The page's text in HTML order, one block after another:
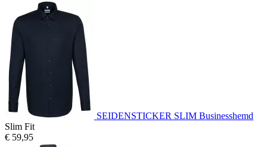
SEIDENSTICKER SLIM Businesshemd
Slim Fit
€ 59,95